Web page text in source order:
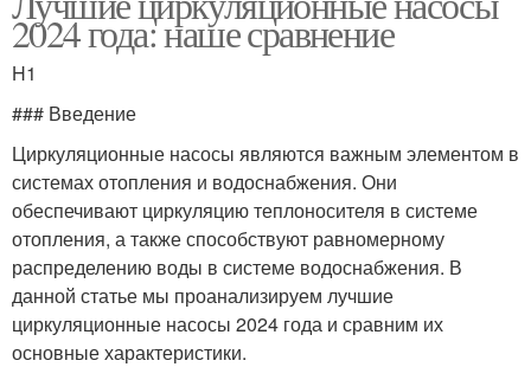
2024 года: наше сравнение
H1
### Введение
Циркуляционные насосы являются важным элементом в
системах отопления и водоснабжения. Они
обеспечивают циркуляцию теплоносителя в системе
отопления, а также способствуют равномерному
распределению воды в системе водоснабжения. В
данной статье мы проанализируем лучшие
циркуляционные насосы 2024 года и сравним их
основные характеристики.